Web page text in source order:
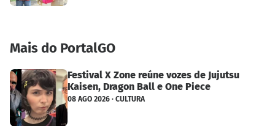
Mais do PortalGO
Festival X Zone reúne vozes de Jujutsu
Kaisen, Dragon Ball e One Piece
08 AGO 2026 · CULTURA